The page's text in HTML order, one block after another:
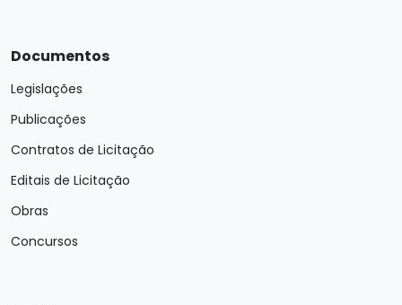
Documentos
Legislações
Publicações
Contratos de Licitação
Editais de Licitação
Obras
Concursos